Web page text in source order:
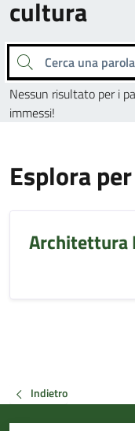
cultura
Cerca una parola chiave
Nessun risultato per i
immessi!
Esplora
Architettura
Indietro